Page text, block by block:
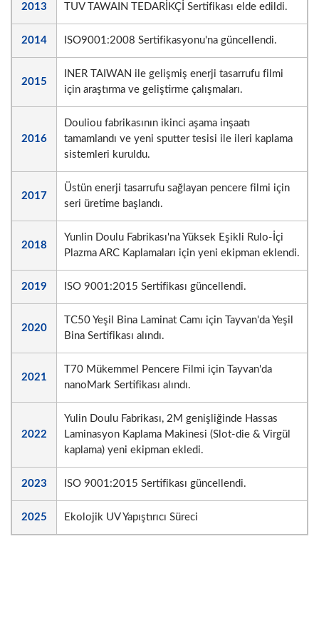
2013 TUV TAWAIN TEDARİKÇİ Sertifikası elde edildi.
2014 ISO9001:2008 Sertifikasyonu'na güncellendi.
2015
INER TAIWAN ile gelişmiş enerji tasarrufu filmi
için araştırma ve geliştirme çalışmaları.
2016
Douliou fabrikasının ikinci aşama inşaatı
tamamlandı ve yeni sputter tesisi ile ileri kaplama
sistemleri kuruldu.
2017
Üstün enerji tasarrufu sağlayan pencere filmi için
seri üretime başlandı.
2018
Yunlin Doulu Fabrikası'na Yüksek Eşikli Rulo-İçi
Plazma ARC Kaplamaları için yeni ekipman eklendi.
2019 ISO 9001:2015 Sertifikası güncellendi.
2020
TC50 Yeşil Bina Laminat Camı için Tayvan'da Yeşil
Bina Sertifikası alındı.
2021
T70 Mükemmel Pencere Filmi için Tayvan'da
nanoMark Sertifikası alındı.
2022
Yulin Doulu Fabrikası, 2M genişliğinde Hassas
Laminasyon Kaplama Makinesi (Slot-die & Virgül
kaplama) yeni ekipman ekledi.
2023 ISO 9001:2015 Sertifikası güncellendi.
2025 Ekolojik UV Yapıştırıcı Süreci